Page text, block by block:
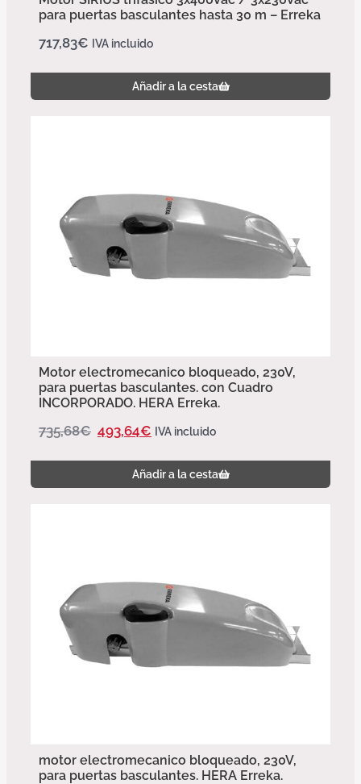
para puertas basculantes hasta 30 m – Erreka
717,83€ IVA incluido
Añadir a la cesta
Motor electromecanico bloqueado, 230V,
para puertas basculantes. con Cuadro
INCORPORADO. HERA Erreka.
735,68€ 493,64€ IVA incluido
Añadir a la cesta
motor electromecanico bloqueado, 230V,
para puertas basculantes. HERA Erreka.